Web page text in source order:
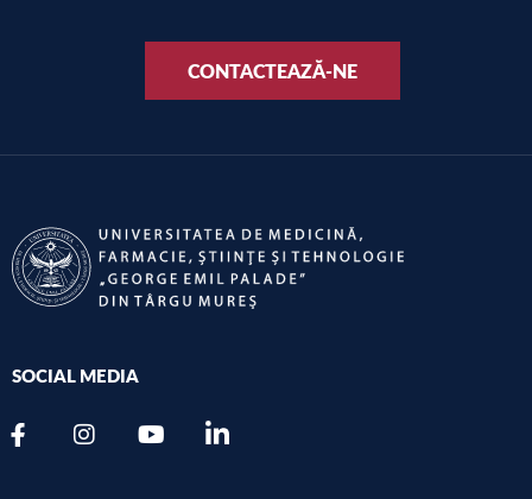
CONTACTEAZĂ-NE
SOCIAL MEDIA